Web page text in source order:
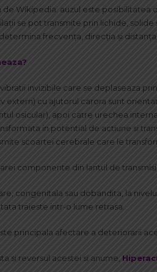
de Wikipedia: auzul este posibilitatea
se pot transmite prin lichide,
frecvența, direcția și distanța
invizibile care se deplaseaza
extern) cu ajutorul carora sunt
osicular), apoi catre urechea
in potential de actiune si
scoartei cerebrale care le
componente din lantul de
congenitala sau dobandita, la
traieste intr-o lume retrasa.
principala afectare a deteriorarii
si reversul acestei si anume,